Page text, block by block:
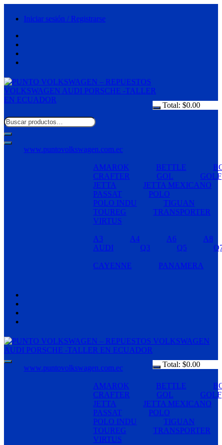
Iniciar sesión / Registrarse
Total: $0.00
www.puntovolkswagen.com.ec
AMAROK BETTLE
CRAFTER
GOL
GOLF
JETTA
JETTA MEXICANO
PASSAT
POLO
POLO INDU
TIGUAN
TOUREG
TRANSPORTER
VIRTUS
A3 A4 A6
A8
AUDI
Q3 Q5
CAYENNE PANAMERA
Total: $0.00
www.puntovolkswagen.com.ec
AMAROK BETTLE
CRAFTER
GOL
GOLF
JETTA
JETTA MEXICANO
PASSAT
POLO
POLO INDU
TIGUAN
TOUREG
TRANSPORTER
VIRTUS